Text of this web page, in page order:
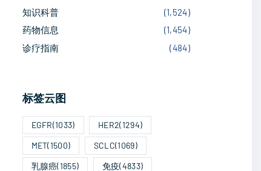
知识科普
(1,524)
药物信息
(1,454)
(484)
诊疗指南
标签云图
EGFR(1033) HER2(1294)
MET(1500) SCLC(1069)
乳腺癌(1855) 免疫(4833)